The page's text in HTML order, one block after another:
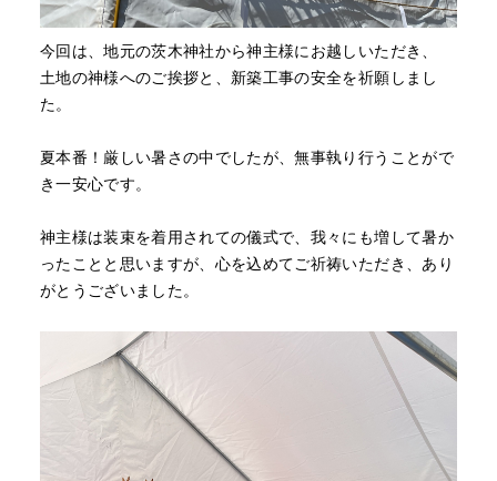
今回は、地元の茨木神社から神主様にお越しいただき、
土地の神様へのご挨拶と、新築工事の安全を祈願しまし
た。
夏本番！厳しい暑さの中でしたが、無事執り行うことがで
き一安心です。
神主様は装束を着用されての儀式で、我々にも増して暑か
ったことと思いますが、心を込めてご祈祷いただき、あり
がとうございました。